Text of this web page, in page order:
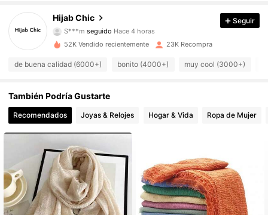
Hijab Chic
4,92
5K Seguidores
x***2está navegando
4,92
5K Seguidores
5K Seguidores
4,92 5K Seguidores
4,92 5K Seguidores
4,92 5K Seguidores
4,92 5K Seguidores
Seguir
52K Vendido recientemente 23K Recompra
de buena calidad (6000+) bonito (4000+) muy cool (3000+)
También Podría Gustarte
Recomendados Joyas & Relojes Hogar & Vida Ropa de Mujer